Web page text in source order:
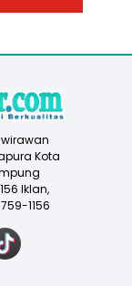
Kota
Iklan,
1156